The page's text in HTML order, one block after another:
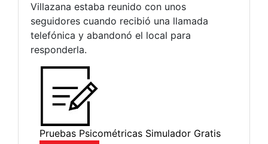
Villazana estaba reunido con unos
seguidores cuando recibió una llamada
telefónica y abandonó el local para
responderla.